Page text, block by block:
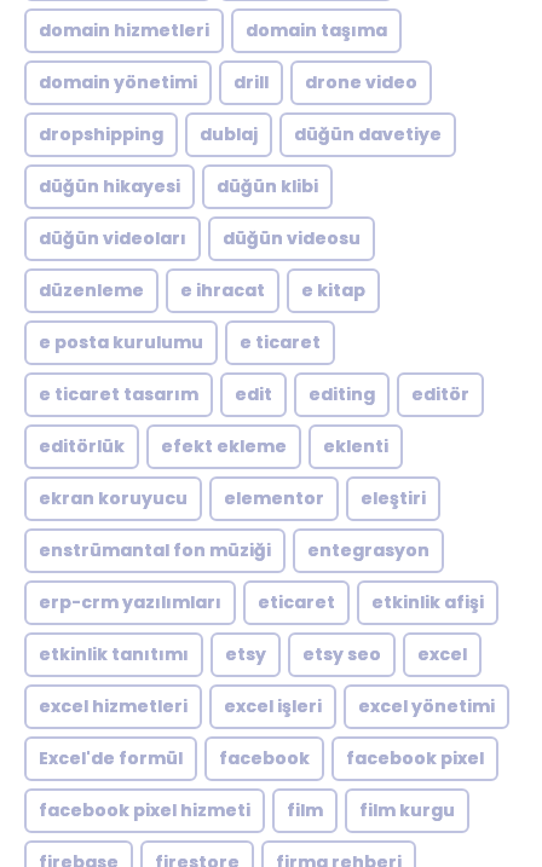
domain hizmetleri domain taşıma
domain yönetimi drill drone video
dropshipping dublaj düğün davetiye
düğün hikayesi düğün klibi
düğün videoları düğün videosu
düzenleme e ihracat e kitap
e posta kurulumu e ticaret
e ticaret tasarım edit editing editör
editörlük efekt ekleme eklenti
ekran koruyucu elementor eleştiri
enstrümantal fon müziği entegrasyon
erp-crm yazılımları eticaret etkinlik afişi
etkinlik tanıtımı etsy etsy seo excel
excel hizmetleri excel işleri excel yönetimi
Excel'de formül facebook facebook pixel
facebook pixel hizmeti film film kurgu
firebase firestore firma rehberi